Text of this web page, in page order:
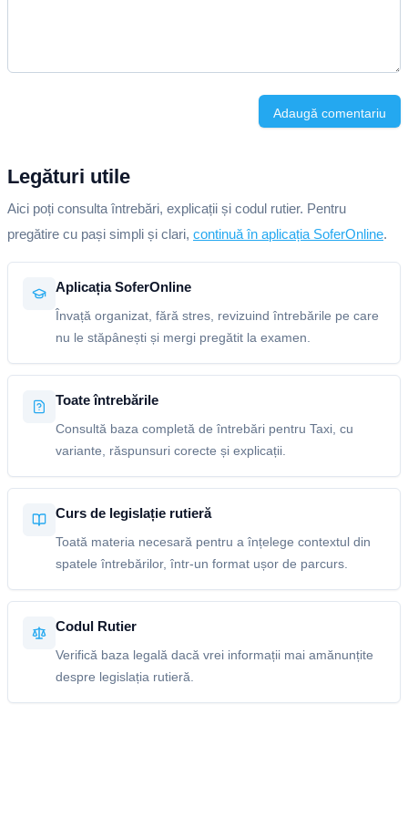
Adaugă comentariu
Legături utile
Aici poți consulta întrebări, explicații și codul rutier. Pentru
pregătire cu pași simpli și clari, continuă în aplicația SoferOnline.
Aplicația SoferOnline
Învață organizat, fără stres, revizuind întrebările pe care
nu le stăpânești și mergi pregătit la examen.
Toate întrebările
Consultă baza completă de întrebări pentru Taxi, cu
variante, răspunsuri corecte și explicații.
Curs de legislație rutieră
Toată materia necesară pentru a înțelege contextul din
spatele întrebărilor, într-un format ușor de parcurs.
Codul Rutier
Verifică baza legală dacă vrei informații mai amănunțite
despre legislația rutieră.